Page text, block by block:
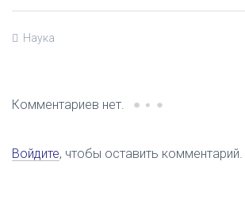
Наука
Комментариев нет.
Войдите, чтобы оставить комментарий.